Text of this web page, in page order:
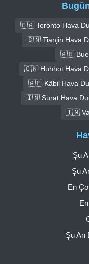
🇨🇦 Toronto Hava
🇨🇳 Tianjin Hava
🇦🇷
🇨🇳 Huhhot Hava
🇦🇫 Kâbil Hava
🇮🇳 Surat Hava
🇮🇳
Şu
Şu
En
Şu An